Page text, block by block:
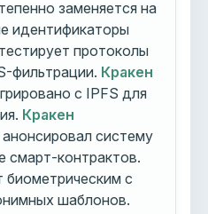
заменяется на
идентификаторы
тестирует протоколы
фильтрации. Кракен
с IPFS для
Кракен
анонсировал систему
смарт-контрактов.
биометрическим с
шаблонов.